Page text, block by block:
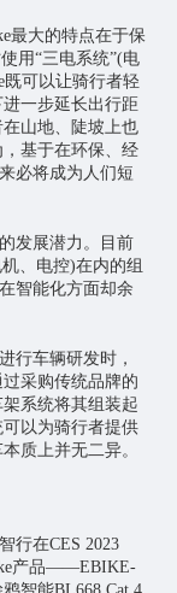
最大的特点在于保
用“三电系统”(电
可以让骑行者轻
一步延长出行距
山地、陡坡上也
基于在环保、经
必将成为人们短
发展潜力。目前
、电控)在内的组
智能化方面却余
行车辆研发时，
采购传统品牌的
系统将其组装起
以为骑行者提供
质上并无二异。
行在CES 2023
产品——EBIKE-